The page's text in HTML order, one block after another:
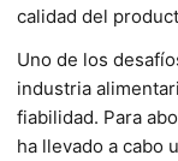
calidad del
Uno de los
industria
fiabilidad. Para
ha llevado a cabo